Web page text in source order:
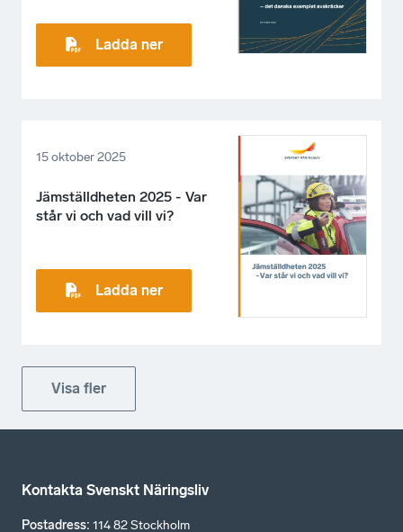
Ladda ner
15 oktober 2025
Jämställdheten 2025 - Var
står vi och vad vill vi?
Ladda ner
Visa fler
Kontakta Svenskt Näringsliv
Postadress: 114 82 Stockholm